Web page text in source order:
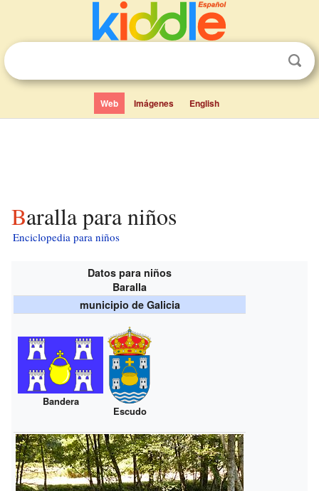
Web Imágenes English
Baralla para niños
Enciclopedia para niños
Datos para niños
Baralla
municipio de Galicia
Bandera
Escudo